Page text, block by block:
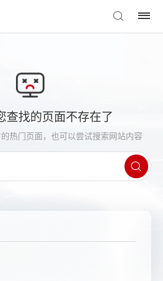
查找的页面不存在了
热门页面，也可以尝试搜索网站内容